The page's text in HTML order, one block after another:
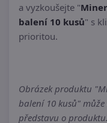
a vyzkoušejte "
balení 10 kusů" s
prioritou.
Obrázek produktu
balení 10 kusů"
představu o